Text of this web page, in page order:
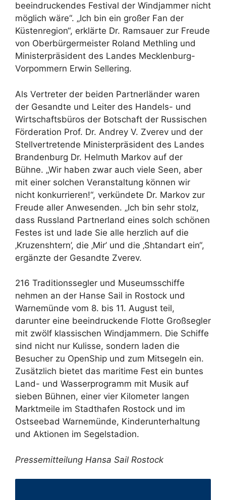
beeindruckendes Festival der Windjammer nicht
möglich wäre“. „Ich bin ein großer Fan der
Küstenregion“, erklärte Dr. Ramsauer zur Freude
von Oberbürgermeister Roland Methling und
Ministerpräsident des Landes Mecklenburg-
Vorpommern Erwin Sellering.
Als Vertreter der beiden Partnerländer waren
der Gesandte und Leiter des Handels- und
Wirtschaftsbüros der Botschaft der Russischen
Förderation Prof. Dr. Andrey V. Zverev und der
Stellvertretende Ministerpräsident des Landes
Brandenburg Dr. Helmuth Markov auf der
Bühne. „Wir haben zwar auch viele Seen, aber
mit einer solchen Veranstaltung können wir
nicht konkurrieren!“, verkündete Dr. Markov zur
Freude aller Anwesenden. „Ich bin sehr stolz,
dass Russland Partnerland eines solch schönen
Festes ist und lade Sie alle herzlich auf die
‚Kruzenshtern’, die ‚Mir’ und die ‚Shtandart ein“,
ergänzte der Gesandte Zverev.
216 Traditionssegler und Museumsschiffe
nehmen an der Hanse Sail in Rostock und
Warnemünde vom 8. bis 11. August teil,
darunter eine beeindruckende Flotte Großsegler
mit zwölf klassischen Windjammern. Die Schiffe
sind nicht nur Kulisse, sondern laden die
Besucher zu OpenShip und zum Mitsegeln ein.
Zusätzlich bietet das maritime Fest ein buntes
Land- und Wasserprogramm mit Musik auf
sieben Bühnen, einer vier Kilometer langen
Marktmeile im Stadthafen Rostock und im
Ostseebad Warnemünde, Kinderunterhaltung
und Aktionen im Segelstadion.
Pressemitteilung Hansa Sail Rostock